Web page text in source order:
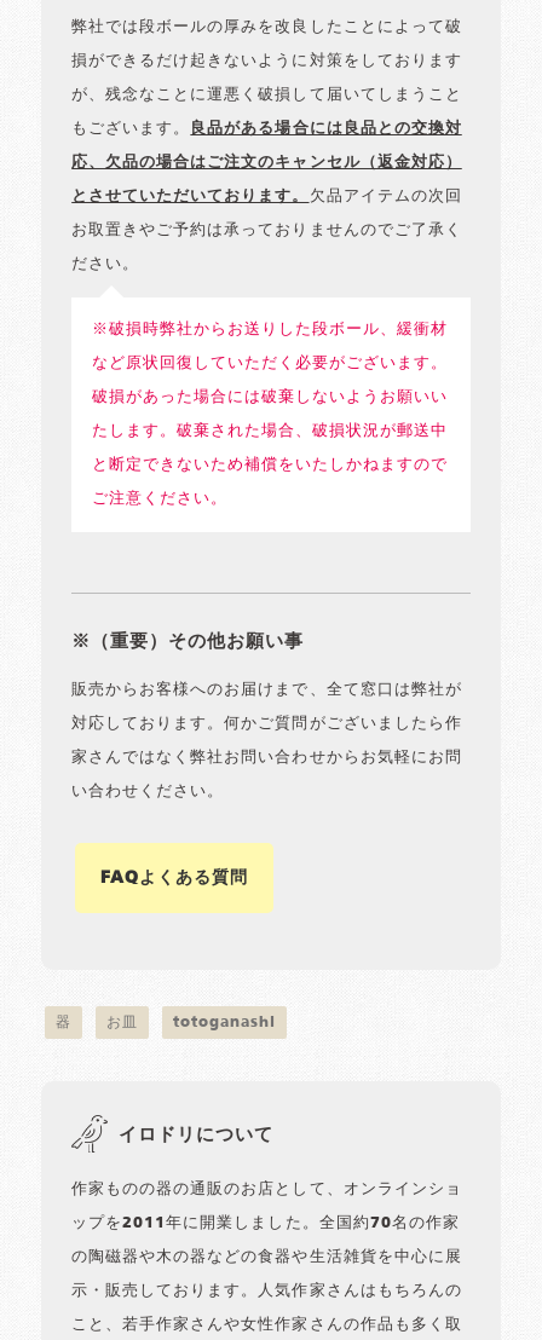
弊社では段ボールの厚みを改良したことによって破
損ができるだけ起きないように対策をしております
が、残念なことに運悪く破損して届いてしまうこと
もございます。 良品がある場合には良品との交換対
応、欠品の場合はご注文のキャンセル（返金対応）
とさせていただいております。 欠品アイテムの次回
お取置きやご予約は承っておりませんのでご了承く
ださい。
※破損時弊社からお送りした段ボール、緩衝材
など原状回復していただく必要がございます。
破損があった場合には破棄しないようお願いい
たします。破棄された場合、破損状況が郵送中
と断定できないため補償をいたしかねますので
ご注意ください。
※（重要）その他お願い事
販売からお客様へのお届けまで、全て窓口は弊社が
対応しております。何かご質問がございましたら作
家さんではなく弊社お問い合わせからお気軽にお問
い合わせください。
FAQよくある質問
器 お皿 totoganashi
イロドリについて
作家ものの器の通販のお店として、オンラインショ
ップを2011年に開業しました。全国約70名の作家
の陶磁器や木の器などの食器や生活雑貨を中心に展
示・販売しております。人気作家さんはもちろんの
こと、若手作家さんや女性作家さんの作品も多く取